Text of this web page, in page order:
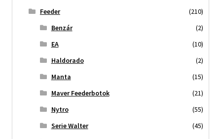
Feeder
(210)
Benzár
(2)
EA
(10)
Haldorado
(2)
Manta
(15)
Maver Feederbotok
(21)
Nytro
(55)
Serie Walter
(45)